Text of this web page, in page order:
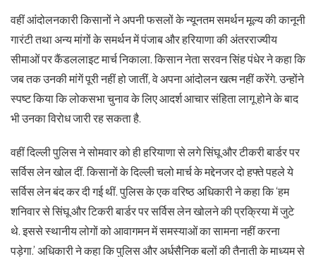
वहीं आंदोलनकारी किसानों ने अपनी फसलों के न्यूनतम समर्थन मूल्य की कानूनी
गारंटी तथा अन्य मांगों के समर्थन में पंजाब और हरियाणा की अंतरराज्यीय
सीमाओं पर कैंडललाइट मार्च निकाला. किसान नेता सरवन सिंह पंधेर ने कहा कि
जब तक उनकी मांगें पूरी नहीं हो जातीं, वे अपना आंदोलन खत्म नहीं करेंगे. उन्होंने
स्पष्ट किया कि लोकसभा चुनाव के लिए आदर्श आचार संहिता लागू होने के बाद
भी उनका विरोध जारी रह सकता है.
वहीं दिल्ली पुलिस ने सोमवार को ही हरियाणा से लगे सिंघू और टीकरी बार्डर पर
सर्विस लेन खोल दीं. किसानों के दिल्ली चलो मार्च के मद्देनजर दो हफ्ते पहले ये
सर्विस लेन बंद कर दी गई थीं. पुलिस के एक वरिष्ठ अधिकारी ने कहा कि ‘हम
शनिवार से सिंघू और टिकरी बार्डर पर सर्विस लेन खोलने की प्रक्रिया में जुटे
थे. इससे स्थानीय लोगों को आवागमन में समस्याओं का सामना नहीं करना
पड़ेगा.’ अधिकारी ने कहा कि पुलिस और अर्धसैनिक बलों की तैनाती के माध्यम से